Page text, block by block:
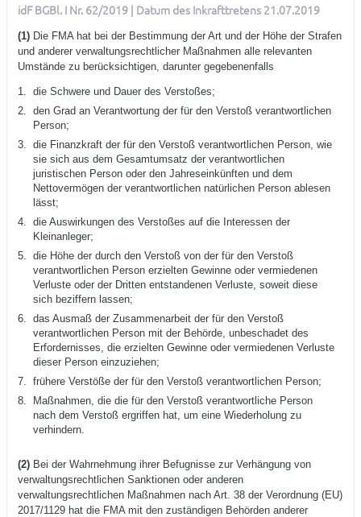
idF BGBl. I Nr. 62/2019 | Datum des Inkrafttretens 21.07.2019
(1)Die FMA hat bei der Bestimmung der Art und der Höhe der Strafen
und anderer verwaltungsrechtlicher Maßnahmen alle relevanten
Umstände zu berücksichtigen, darunter gegebenenfalls
1.
die Schwere und Dauer des Verstoßes;
2.
den Grad an Verantwortung der für den Verstoß verantwortlichen
Person;
3.
die Finanzkraft der für den Verstoß verantwortlichen Person, wie
sie sich aus dem Gesamtumsatz der verantwortlichen
juristischen Person oder den Jahreseinkünften und dem
Nettovermögen der verantwortlichen natürlichen Person ablesen
lässt;
4.
die Auswirkungen des Verstoßes auf die Interessen der
Kleinanleger;
5.
die Höhe der durch den Verstoß von der für den Verstoß
verantwortlichen Person erzielten Gewinne oder vermiedenen
Verluste oder der Dritten entstandenen Verluste, soweit diese
sich beziffern lassen;
6.
das Ausmaß der Zusammenarbeit der für den Verstoß
verantwortlichen Person mit der Behörde, unbeschadet des
Erfordernisses, die erzielten Gewinne oder vermiedenen Verluste
dieser Person einzuziehen;
7.
frühere Verstöße der für den Verstoß verantwortlichen Person;
8.
Maßnahmen, die die für den Verstoß verantwortliche Person
nach dem Verstoß ergriffen hat, um eine Wiederholung zu
verhindern.
(2)Bei der Wahrnehmung ihrer Befugnisse zur Verhängung von
verwaltungsrechtlichen Sanktionen oder anderen
verwaltungsrechtlichen Maßnahmen nach Art. 38 der Verordnung (EU)
2017/1129 hat die FMA mit den zuständigen Behörden anderer